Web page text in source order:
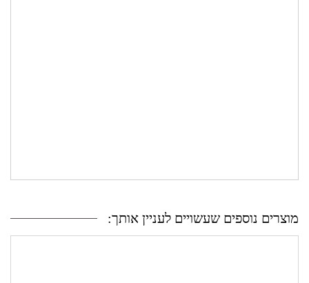
מוצרים נוספים שעשויים לעניין אותך: